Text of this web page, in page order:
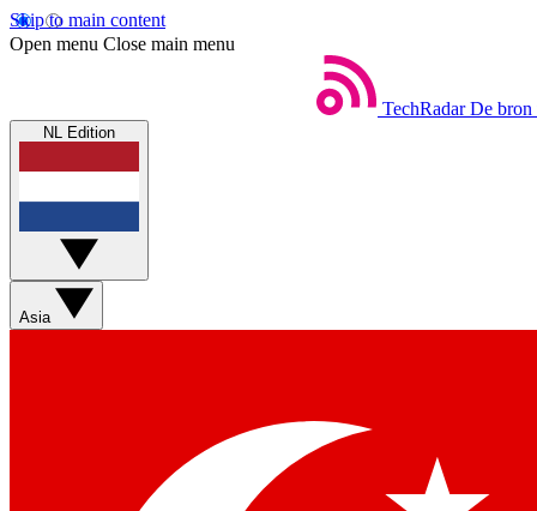
Skip to main content
Open menu Close main menu
TechRadar De bron
NL Edition
Asia